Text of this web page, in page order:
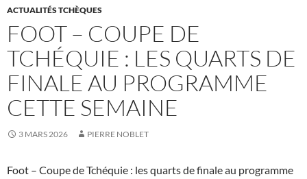
ACTUALITÉS TCHÈQUES
FOOT – COUPE DE
TCHÉQUIE : LES QUARTS DE
FINALE AU PROGRAMME
CETTE SEMAINE
3 MARS 2026 PIERRE NOBLET
Foot – Coupe de Tchéquie : les quarts de finale au programme